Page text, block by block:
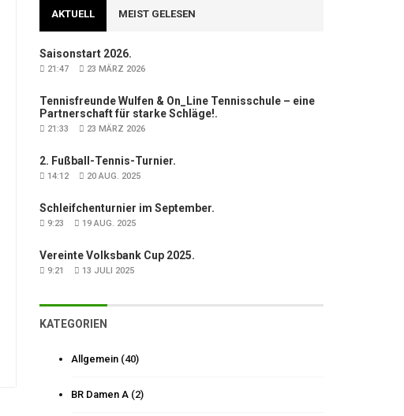
AKTUELL MEIST GELESEN
Saisonstart 2026.
21:47 23 MÄRZ 2026
Tennisfreunde Wulfen & On_Line Tennisschule – eine
Partnerschaft für starke Schläge!.
21:33 23 MÄRZ 2026
2. Fußball-Tennis-Turnier.
14:12 20 AUG. 2025
Schleifchenturnier im September.
9:23 19 AUG. 2025
Vereinte Volksbank Cup 2025.
9:21 13 JULI 2025
KATEGORIEN
Allgemein (40)
BR Damen A (2)